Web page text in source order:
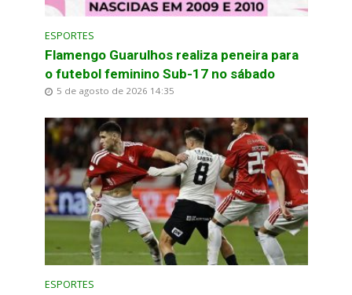
ESPORTES
Flamengo Guarulhos realiza peneira para
o futebol feminino Sub-17 no sábado
5 de agosto de 2026 14:35
ESPORTES